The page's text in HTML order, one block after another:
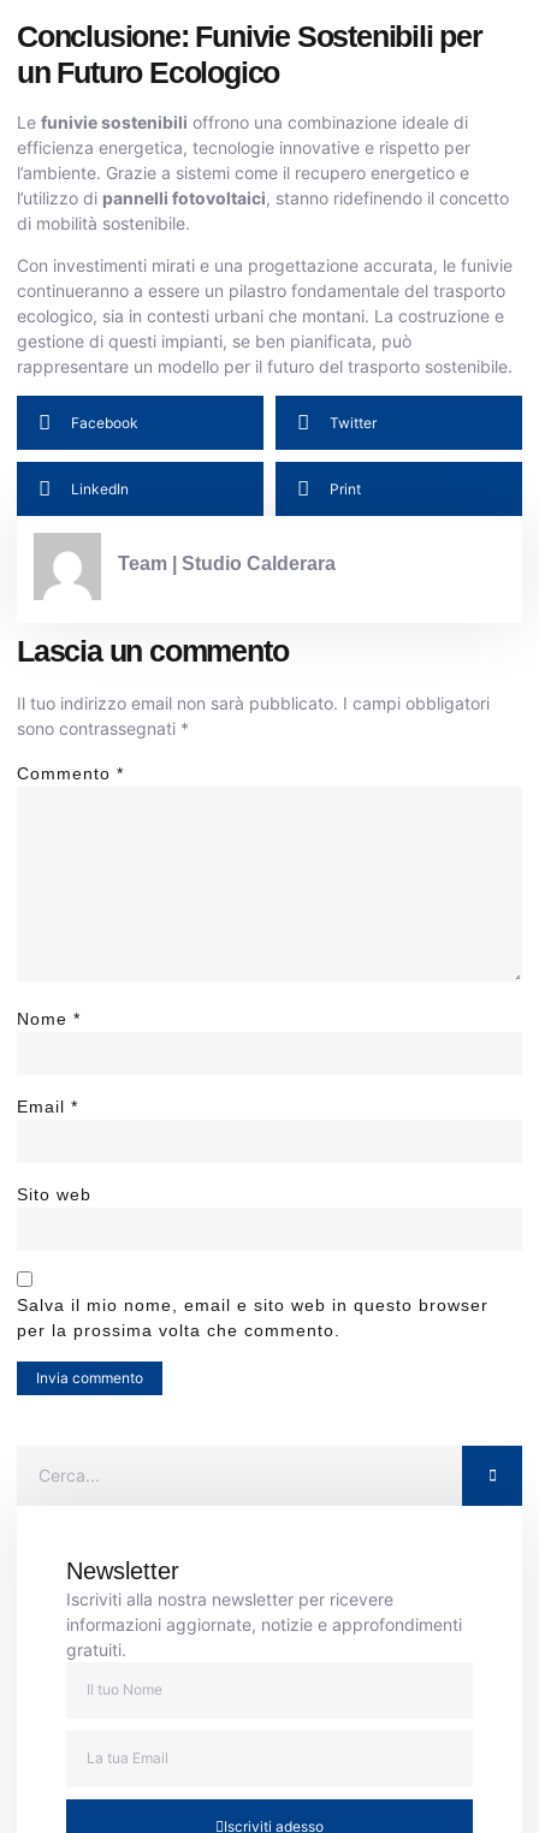
Conclusione: Funivie Sostenibili per
un Futuro Ecologico
Le funivie sostenibili offrono una combinazione ideale di
efficienza energetica, tecnologie innovative e rispetto per
l’ambiente. Grazie a sistemi come il recupero energetico e
l’utilizzo di pannelli fotovoltaici, stanno ridefinendo il concetto
di mobilità sostenibile.
Con investimenti mirati e una progettazione accurata, le funivie
continueranno a essere un pilastro fondamentale del trasporto
ecologico, sia in contesti urbani che montani. La costruzione e
gestione di questi impianti, se ben pianificata, può
rappresentare un modello per il futuro del trasporto sostenibile.
Facebook Twitter
LinkedIn Print
Team | Studio Calderara
Lascia un commento
Il tuo indirizzo email non sarà pubblicato. I campi obbligatori
sono contrassegnati *
Commento *
Nome *
Email *
Sito web
Salva il mio nome, email e sito web in questo browser
per la prossima volta che commento.
Newsletter
Iscriviti alla nostra newsletter per ricevere
informazioni aggiornate, notizie e approfondimenti
gratuiti.
Iscriviti adesso